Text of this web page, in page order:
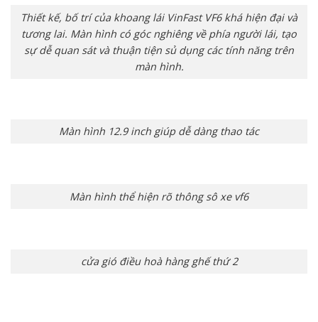
Thiết kế, bố trí của khoang lái VinFast VF6 khá hiện đại và
tương lai. Màn hình có góc nghiêng về phía người lái, tạo
sự dễ quan sát và thuận tiện sủ dụng các tính năng trên
màn hình.
Màn hình 12.9 inch giúp dễ dàng thao tác
Màn hình thể hiện rõ thông sô xe vf6
cửa gió điều hoà hàng ghế thứ 2